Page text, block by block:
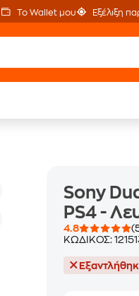
Το Wallet μου Εξέλιξη
Sony
PS4 -
4.8
ΚΩΔΙΚΟΣ: